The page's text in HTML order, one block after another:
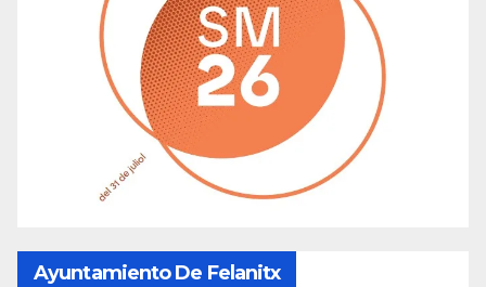
Ayuntamiento De Felanitx